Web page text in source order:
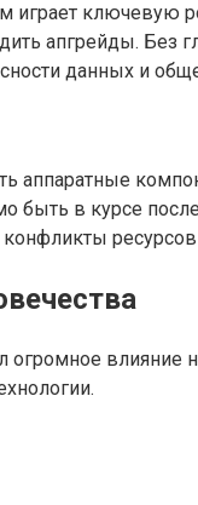
ключевую
апгрейды. Без
данных и
быть в курсе
влияние